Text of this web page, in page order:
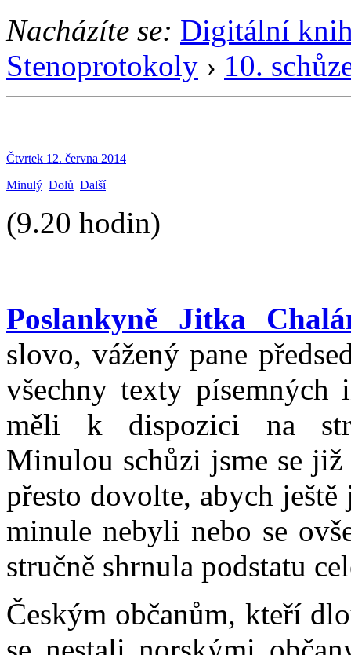
Nacházíte se: Digitální
Stenoprotokoly › 10.
Čtvrtek 12. června 2014
Minulý Dolů Další
(9.20 hodin)
Poslankyně Jitka
slovo, vážený pane
všechny texty písemných
měli k dispozici na
Minulou schůzi jsme se
přesto dovolte, abych
minule nebyli nebo se
stručně shrnula podstatu
Českým občanům, kteří